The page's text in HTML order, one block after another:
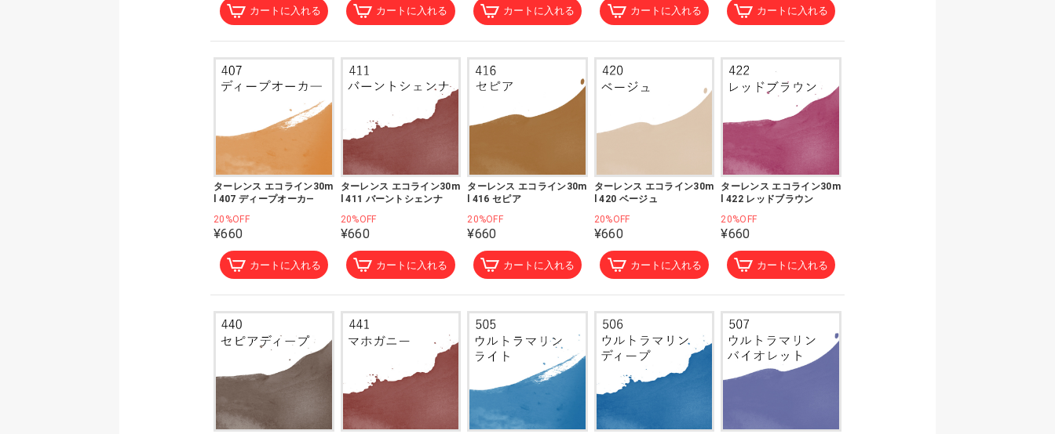
カートに入れる カートに入れる カートに入れる カートに入れる カートに入れる
ターレンス エコライン30m
l 407 ディープオーカ―
20%OFF
¥660
カートに入れる
ターレンス エコライン30m
l 411 バーントシェンナ
20%OFF
¥660
カートに入れる
ターレンス エコライン30m
l 416 セピア
20%OFF
¥660
カートに入れる
ターレンス エコライン30m
l 420 ベージュ
20%OFF
¥660
カートに入れる
ターレンス エコライン30m
l 422 レッドブラウン
20%OFF
¥660
カートに入れる